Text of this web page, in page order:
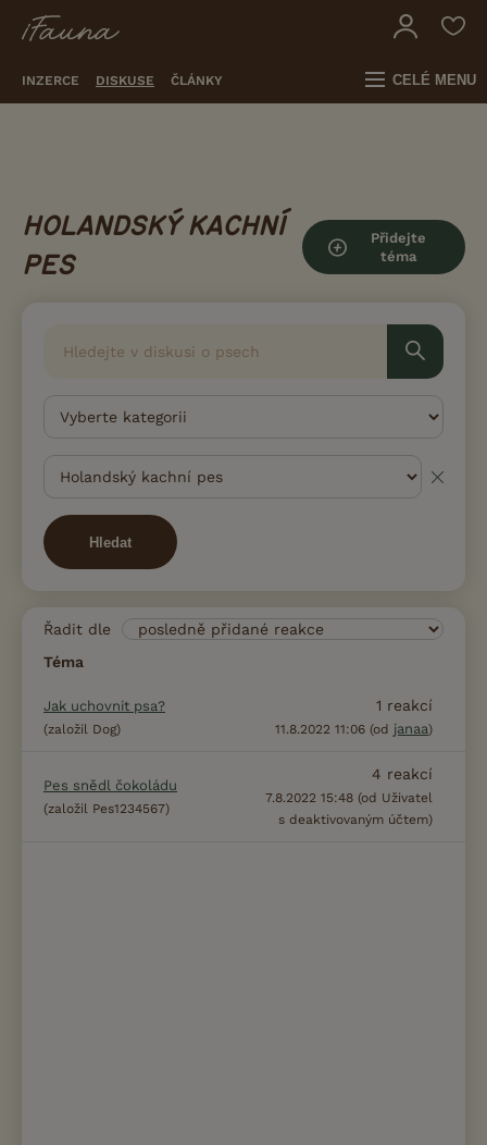
INZERCE DISKUSE ČLÁNKY CELÉ MENU
HOLANDSKÝ KACHNÍ
PES
Přidejte
téma
Hledat
Řadit dle
Téma
Jak uchovnit psa?
(založil Dog)
1 reakcí
11.8.2022 11:06 (od janaa)
Pes snědl čokoládu
(založil Pes1234567)
4 reakcí
7.8.2022 15:48 (od Uživatel
s deaktivovaným účtem)